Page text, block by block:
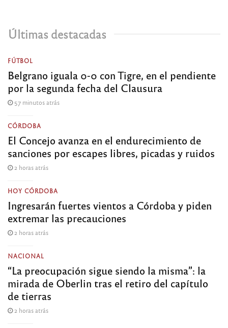
Últimas destacadas
FÚTBOL
Belgrano iguala 0-0 con Tigre, en el pendiente
por la segunda fecha del Clausura
57 minutos atrás
CÓRDOBA
El Concejo avanza en el endurecimiento de
sanciones por escapes libres, picadas y ruidos
2 horas atrás
HOY CÓRDOBA
Ingresarán fuertes vientos a Córdoba y piden
extremar las precauciones
2 horas atrás
NACIONAL
“La preocupación sigue siendo la misma”: la
mirada de Oberlin tras el retiro del capítulo
de tierras
2 horas atrás